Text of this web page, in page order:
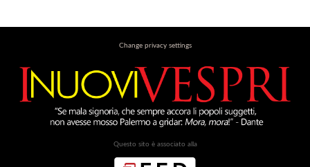
Change privacy settings
Questo sito è associato alla